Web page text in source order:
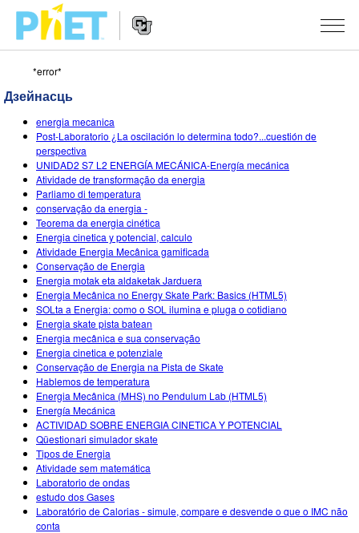
Пошук
PhET
сайта
Navigation
СІМУЛЯТАРЫ
All Sims
Фізіка
Матэматыка
Хімія
Навукі аб Зямлі
Біялогія
Перакладзеныя сімулятары
Customizable Sims
STUDIO
About Studio
Customizable Sims
Start a Free Trial
Purchase a License
TEACHING
Агляд мерапрыемстваў
Мой удзел
Activity Contribution Guidelines
Virtual Workshops
Professional Learning with PhET
Teaching with PhET
ДАСЛЕДАВАННІ
INITIATIVES
Inclusive Design
PhET Global
Data Fluency
DEIB in STEM Ed
SceneryStack OSE
Impact Report
УВАХОД / РЭГІСТРАЦЫЯ
УВАХОД / РЭГІСТРАЦЫЯ
*error*
Дзейнасць
energia mecanica
Post-Laboratorio ¿La oscilación lo determina todo?...cuestión de
perspectiva
UNIDAD2 S7 L2 ENERGÍA MECÁNICA-Energía mecánica
Atividade de transformação da energia
Parliamo di temperatura
conservação da energia -
Teorema da energia cinética
Energia cinetica y potencial, calculo
Atividade Energia Mecânica gamificada
Conservação de Energia
Energia motak eta aldaketak Jarduera
Energia Mecânica no Energy Skate Park: Basics (HTML5)
SOLta a Energia: como o SOL ilumina e pluga o cotidiano
Energia skate pista batean
Energia mecânica e sua conservação
Energia cinetica e potenziale
Conservação de Energia na Pista de Skate
Hablemos de temperatura
Energia Mecânica (MHS) no Pendulum Lab (HTML5)
Energía Mecánica
ACTIVIDAD SOBRE ENERGIA CINETICA Y POTENCIAL
Qüestionari simulador skate
Tipos de Energia
Atividade sem matemática
Laboratorio de ondas
estudo dos Gases
Laboratório de Calorias - simule, compare e desvende o que o IMC não
conta